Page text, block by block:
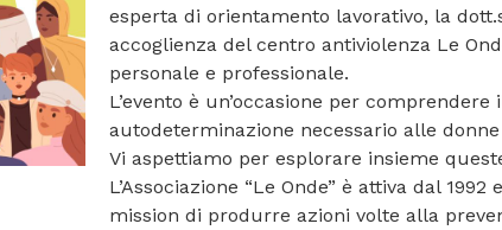
esperta di orientamento lavorativo, la
accoglienza del centro antiviolenza Le
personale e professionale.
L’evento è un’occasione per
autodeterminazione necessario alle
Vi aspettiamo per esplorare insieme
L’Associazione “Le Onde” è attiva dal
mission di produrre azioni volte alla